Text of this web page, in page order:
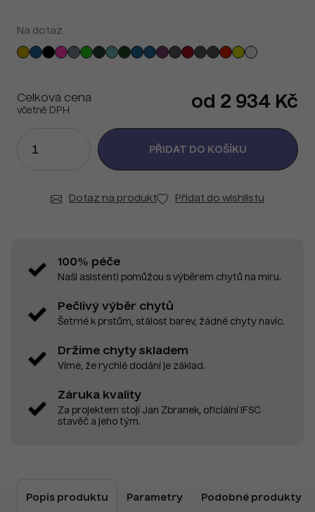
Na dotaz
Celková cena
včetně DPH od 2 934 Kč
Dotaz na produkt Přidat do wishlistu
100% péče
Naši asistenti pomůžou s výběrem chytů na míru.
Pečlivý výběr chytů
Šetrné k prstům, stálost barev, žádné chyty navíc.
Držíme chyty skladem
Víme, že rychlé dodání je základ.
Záruka kvality
Za projektem stojí Jan Zbranek, oficiální IFSC
stavěč a jeho tým.
Popis produktu Parametry Podobné produkty